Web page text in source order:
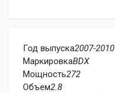
Год выпуска2007-2010
МаркировкаBDX
Мощность272
Объем2.8